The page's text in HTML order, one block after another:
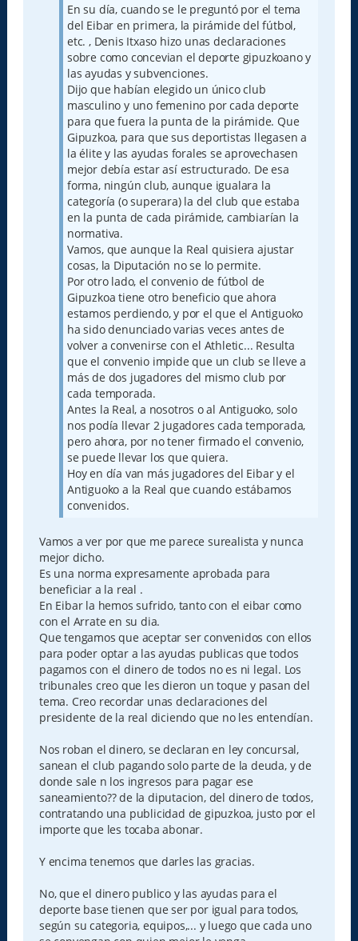
En su día, cuando se le preguntó por el tema
del Eibar en primera, la pirámide del fútbol,
etc. , Denis Itxaso hizo unas declaraciones
sobre como concevian el deporte gipuzkoano y
las ayudas y subvenciones.
Dijo que habían elegido un único club
masculino y uno femenino por cada deporte
para que fuera la punta de la pirámide. Que
Gipuzkoa, para que sus deportistas llegasen a
la élite y las ayudas forales se aprovechasen
mejor debía estar así estructurado. De esa
forma, ningún club, aunque igualara la
categoría (o superara) la del club que estaba
en la punta de cada pirámide, cambiarían la
normativa.
Vamos, que aunque la Real quisiera ajustar
cosas, la Diputación no se lo permite.
Por otro lado, el convenio de fútbol de
Gipuzkoa tiene otro beneficio que ahora
estamos perdiendo, y por el que el Antiguoko
ha sido denunciado varias veces antes de
volver a convenirse con el Athletic... Resulta
que el convenio impide que un club se lleve a
más de dos jugadores del mismo club por
cada temporada.
Antes la Real, a nosotros o al Antiguoko, solo
nos podía llevar 2 jugadores cada temporada,
pero ahora, por no tener firmado el convenio,
se puede llevar los que quiera.
Hoy en día van más jugadores del Eibar y el
Antiguoko a la Real que cuando estábamos
convenidos.
Vamos a ver por que me parece surealista y nunca
mejor dicho.
Es una norma expresamente aprobada para
beneficiar a la real .
En Eibar la hemos sufrido, tanto con el eibar como
con el Arrate en su dia.
Que tengamos que aceptar ser convenidos con ellos
para poder optar a las ayudas publicas que todos
pagamos con el dinero de todos no es ni legal. Los
tribunales creo que les dieron un toque y pasan del
tema. Creo recordar unas declaraciones del
presidente de la real diciendo que no les entendían.
Nos roban el dinero, se declaran en ley concursal,
sanean el club pagando solo parte de la deuda, y de
donde sale n los ingresos para pagar ese
saneamiento?? de la diputacion, del dinero de todos,
contratando una publicidad de gipuzkoa, justo por el
importe que les tocaba abonar.
Y encima tenemos que darles las gracias.
No, que el dinero publico y las ayudas para el
deporte base tienen que ser por igual para todos,
según su categoria, equipos,... y luego que cada uno